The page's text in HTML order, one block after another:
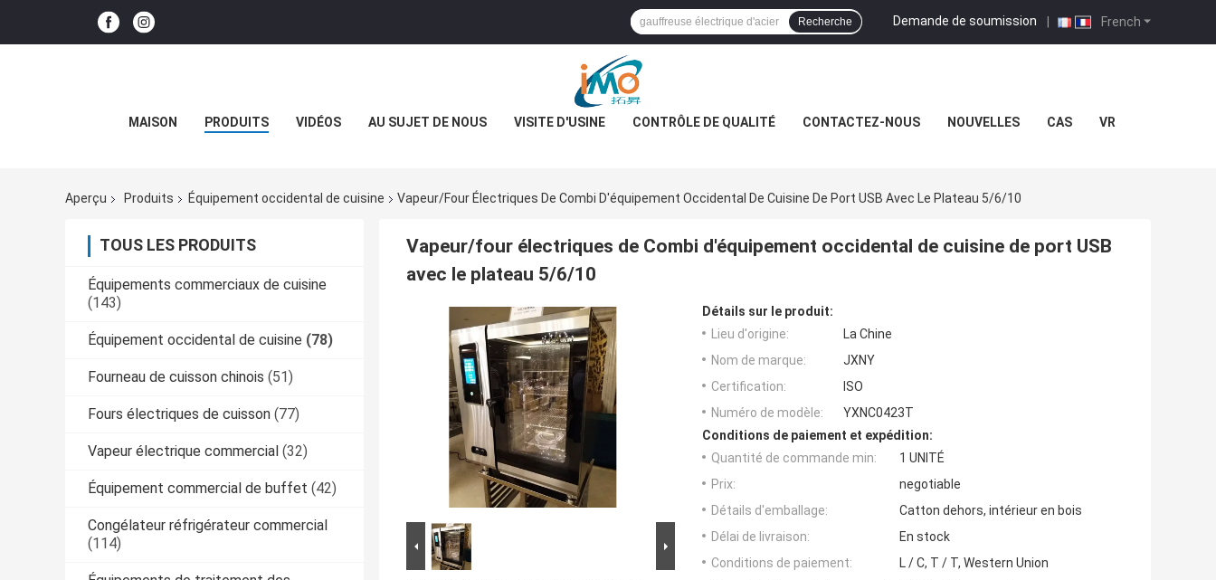
French
Demande de soumission |
Recherche
MAISON PRODUITS VIDÉOS AU SUJET DE NOUS VISITE D'USINE CONTRÔLE DE QUALITÉ CONTACTEZ-NOUS NOUVELLES CAS VR
Aperçu Produits Équipement occidental de cuisine Vapeur/four Électriques De Combi D'équipement Occidental De Cuisine De Port USB Avec Le Plateau 5/6/10
TOUS LES PRODUITS
Équipements commerciaux de cuisine
(143)
Équipement occidental de cuisine (78)
Fourneau de cuisson chinois (51)
Fours électriques de cuisson (77)
Vapeur électrique commercial (32)
Équipement commercial de buffet (42)
Congélateur réfrigérateur commercial
(114)
Vapeur/four électriques de Combi d'équipement occidental de cuisine de port USB
avec le plateau 5/6/10
Détails sur le produit:
Lieu d'origine:
La Chine
Nom de marque:
JXNY
Certification:
ISO
Numéro de modèle:
YXNC0423T
Conditions de paiement et expédition:
Quantité de commande min:
1 UNITÉ
Prix:
negotiable
Détails d'emballage:
Catton dehors, intérieur en bois
Délai de livraison:
En stock
Conditions de paiement:
L / C, T / T, Western Union